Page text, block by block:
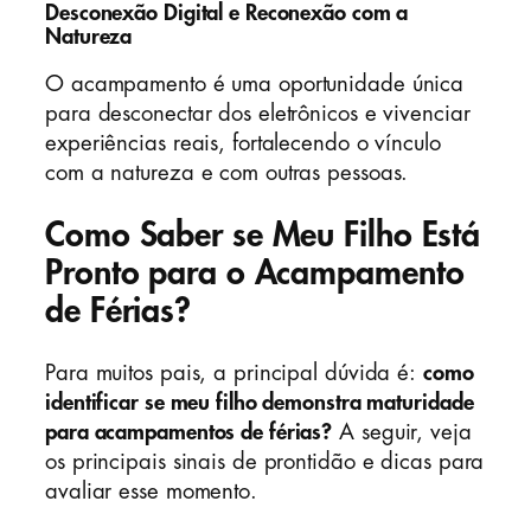
Desconexão Digital e Reconexão com a
Natureza
O acampamento é uma oportunidade única
para desconectar dos eletrônicos e vivenciar
experiências reais, fortalecendo o vínculo
com a natureza e com outras pessoas.
Como Saber se Meu Filho Está
Pronto para o Acampamento
de Férias?
Para muitos pais, a principal dúvida é: como
identificar se meu filho demonstra maturidade
para acampamentos de férias? A seguir, veja
os principais sinais de prontidão e dicas para
avaliar esse momento.